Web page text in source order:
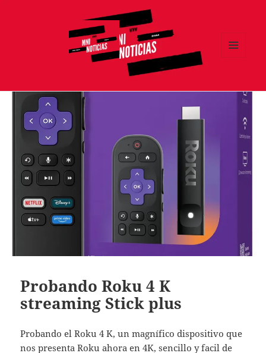
Probando Roku 4 K
streaming Stick plus
Probando el Roku 4 K, un magnífico dispositivo que
nos presenta Roku ahora en 4K, sencillo y facil de